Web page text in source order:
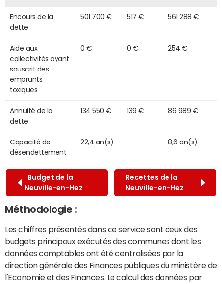
Encours de la
dette
501 700 € 517 € 561 288 €
Aide aux
collectivités ayant
souscrit des
emprunts
toxiques
0 € 0 € 254 €
Annuité de la
dette
134 550 € 139 € 86 989 €
Capacité de
désendettement
22,4 an(s) - 8,6 an(s)
Budget de la
Neuville-en-Hez
Recettes de la
Neuville-en-Hez
Méthodologie :
Les chiffres présentés dans ce service sont ceux des
budgets principaux exécutés des communes dont les
données comptables ont été centralisées par la
direction générale des Finances publiques du ministère de
l'Economie et des Finances. Le calcul des données par